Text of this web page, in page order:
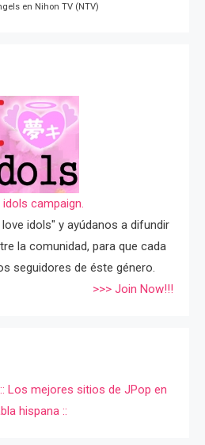
en Nihon TV (NTV)
idols campaign.
idols" y ayúdanos a difundir
la comunidad, para que cada
seguidores de éste género.
>>> Join Now!!!